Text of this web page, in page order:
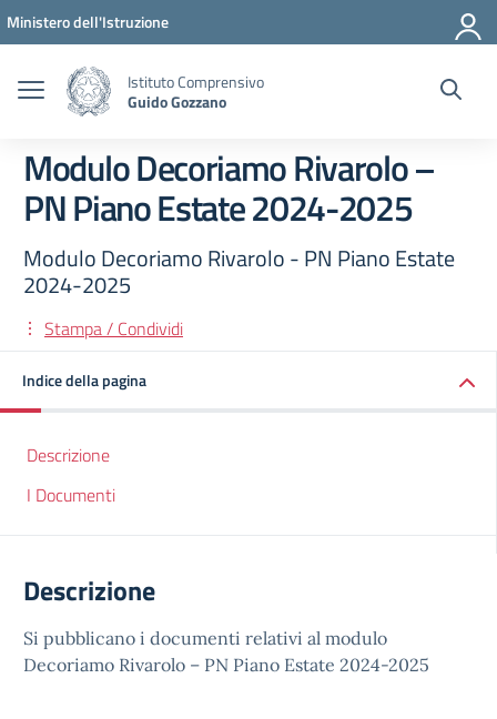
Vai ai contenuti
Vai al menu di navigazione
Vai al footer
Ministero dell'Istruzione
Istituto Comprensivo
Guido Gozzano
Modulo Decoriamo Rivarolo –
PN Piano Estate 2024-2025
Modulo Decoriamo Rivarolo - PN Piano Estate
2024-2025
Stampa / Condividi
Indice della pagina
Descrizione
I Documenti
Descrizione
Si pubblicano i documenti relativi al modulo
Decoriamo Rivarolo – PN Piano Estate 2024-2025